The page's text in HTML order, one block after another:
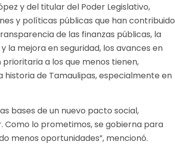
y del titular del Poder Legislativo,
y políticas públicas que han contribuido
de las finanzas públicas, la
la mejora en seguridad, los avances en
a los que menos tienen,
de Tamaulipas, especialmente en
bases de un nuevo pacto social,
Como lo prometimos, se gobierna para
menos oportunidades”, mencionó.